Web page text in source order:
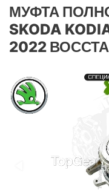
МУФТА
SKODA
2022